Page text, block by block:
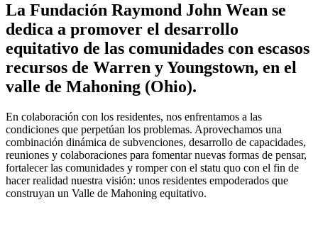
La Fundación Raymond John Wean se
dedica a promover el desarrollo
equitativo de las comunidades con escasos
recursos de Warren y Youngstown, en el
valle de Mahoning (Ohio).
En colaboración con los residentes, nos enfrentamos a las
condiciones que perpetúan los problemas. Aprovechamos una
combinación dinámica de subvenciones, desarrollo de capacidades,
reuniones y colaboraciones para fomentar nuevas formas de pensar,
fortalecer las comunidades y romper con el statu quo con el fin de
hacer realidad nuestra visión: unos residentes empoderados que
construyan un Valle de Mahoning equitativo.